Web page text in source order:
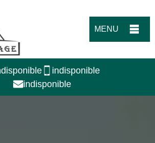
MENU
indisponible
indisponible